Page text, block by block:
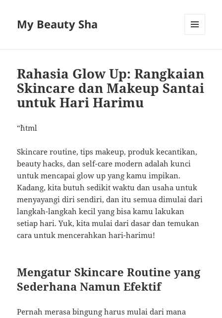
My Beauty Sha
Rahasia Glow Up: Rangkaian
Skincare dan Makeup Santai
untuk Hari Harimu
“`html
Skincare routine, tips makeup, produk kecantikan,
beauty hacks, dan self-care modern adalah kunci
untuk mencapai glow up yang kamu impikan.
Kadang, kita butuh sedikit waktu dan usaha untuk
menyayangi diri sendiri, dan itu semua dimulai dari
langkah-langkah kecil yang bisa kamu lakukan
setiap hari. Yuk, kita mulai dari dasar dan temukan
cara untuk mencerahkan hari-harimu!
Mengatur Skincare Routine yang
Sederhana Namun Efektif
Pernah merasa bingung harus mulai dari mana